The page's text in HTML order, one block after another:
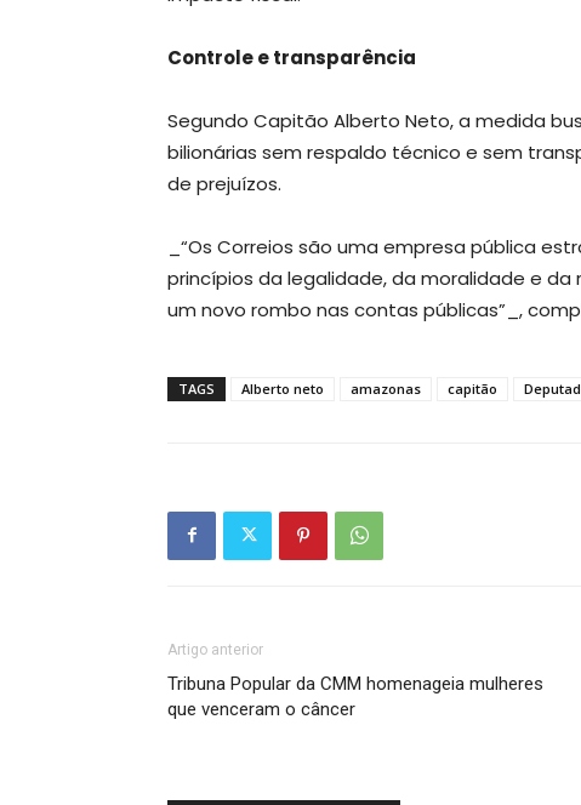
Controle e transparência
Segundo Capitão Alberto Neto, a medida
bilionárias sem respaldo técnico e sem
de prejuízos.
_“Os Correios são uma empresa pública
princípios da legalidade, da moralidade e
um novo rombo nas contas públicas”_,
TAGS Alberto neto amazonas capitão
Artigo anterior
Tribuna Popular da CMM homenageia mulheres
que venceram o câncer